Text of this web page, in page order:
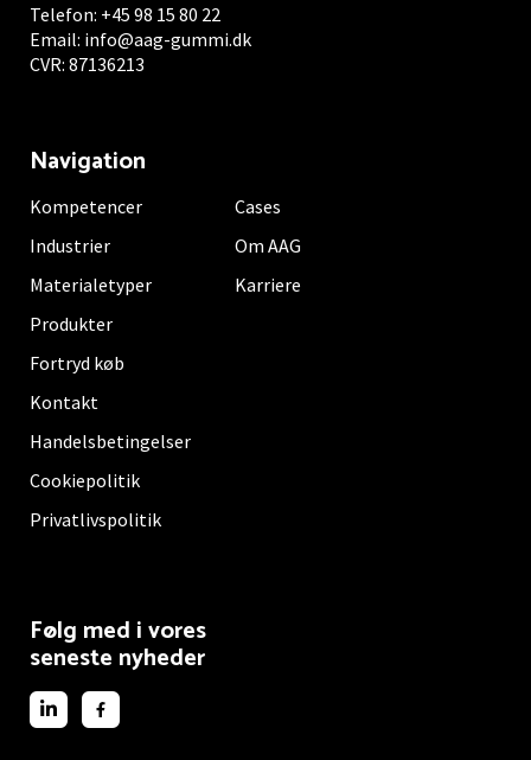
Telefon: +45 98 15 80 22
Email: info@aag-gummi.dk
CVR: 87136213
Navigation
Kompetencer
Industrier
Materialetyper
Produkter
Fortryd køb
Cases
Om AAG
Karriere
Kontakt
Handelsbetingelser
Cookiepolitik
Privatlivspolitik
Følg med i vores
seneste nyheder